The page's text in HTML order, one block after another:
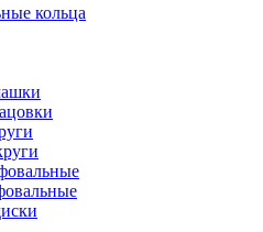
кольца